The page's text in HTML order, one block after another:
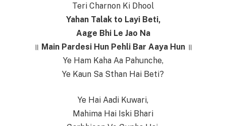
Teri Charnon Ki Dhool
Yahan Talak to Layi Beti,
Aage Bhi Le Jao Na
॥ Main Pardesi Hun Pehli Bar Aaya Hun॥
Ye Ham Kaha Aa Pahunche,
Ye Kaun Sa Sthan Hai Beti?
Ye Hai Aadi Kuwari,
Mahima Hai Iski Bhari